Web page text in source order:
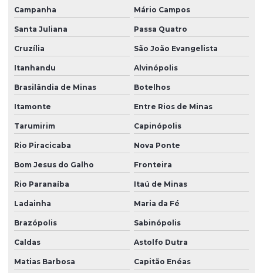
Campanha Mário Campos
Santa Juliana Passa Quatro
Cruzília São João Evangelista
Itanhandu Alvinópolis
Brasilândia de Minas Botelhos
Itamonte Entre Rios de Minas
Tarumirim Capinópolis
Rio Piracicaba Nova Ponte
Bom Jesus do Galho Fronteira
Rio Paranaíba Itaú de Minas
Ladainha Maria da Fé
Brazópolis Sabinópolis
Caldas Astolfo Dutra
Matias Barbosa Capitão Enéas